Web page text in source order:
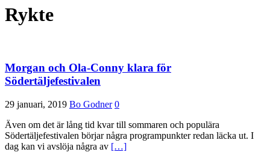
Rykte
Morgan och Ola-Conny klara för
Södertäljefestivalen
29 januari, 2019 Bo Godner 0
Även om det är lång tid kvar till sommaren och populära
Södertäljefestivalen börjar några programpunkter redan läcka ut. I
dag kan vi avslöja några av […]